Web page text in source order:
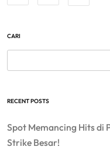
CARI
RECENT POSTS
Spot Memancing Hits di
Strike Besar!